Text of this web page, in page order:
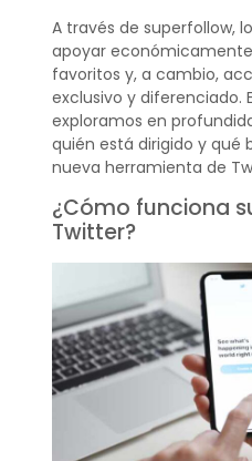
A través de superfollow,
apoyar
favoritos y, a cambio,
exclusivo y diferenciado.
exploramos en
quién está dirigido y qué
nueva herramienta de
¿Cómo funciona
Twitter?